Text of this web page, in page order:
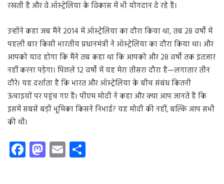
रखती है और वे ऑस्ट्रेलिया के विकास में भी योगदान दे रहे हैं।
उन्होंने कहा जब मैंने 2014 में ऑस्ट्रेलिया का दौरा किया था, तब 28 वर्षों में
पहली बार किसी भारतीय प्रधानमंत्री ने ऑस्ट्रेलिया का दौरा किया था। और
आपको याद होगा कि मैंने तब कहा था कि आपको और 28 वर्षों तक इंतजार
नहीं करना पड़ेगा। पिछले 12 वर्षों में यह मेरा तीसरा दौरा है—लगातार तीन
दौरे। यह दर्शाता है कि भारत और ऑस्ट्रेलिया के बीच संबंध कितनी
ऊंचाइयों पर पहुंच गए हैं। पीएम मोदी ने कहा और क्या आप जानते हैं कि
इसमें सबसे बड़ी भूमिका किसने निभाई? यह मोदी की नहीं, बल्कि आप सभी
की थी।
Fa
ce
M
as
E
m